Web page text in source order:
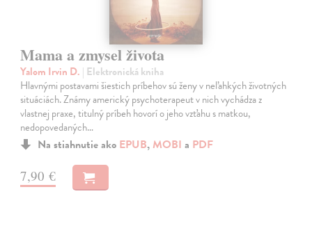
Mama a zmysel života
Yalom Irvin D. | Elektronická kniha
Hlavnými postavami šiestich príbehov sú ženy v neľahkých životných
situáciách. Známy americký psychoterapeut v nich vychádza z
vlastnej praxe, titulný príbeh hovorí o jeho vzťahu s matkou,
nedopovedaných…
Na stiahnutie ako EPUB, MOBI a PDF
7,90 €